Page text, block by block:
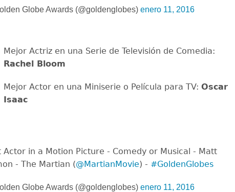
Globe Awards (@goldenglobes) enero 11, 2016
Mejor Actriz en una Serie de Televisión de Comedia:
Rachel Bloom
Mejor Actor en una Miniserie o Película para TV: Oscar
Isaac
Actor in a Motion Picture - Comedy or Musical - Matt
- The Martian (@MartianMovie) - #GoldenGlobes
Globe Awards (@goldenglobes) enero 11, 2016